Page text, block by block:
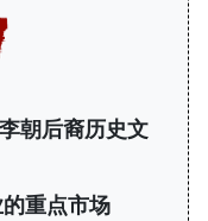
朝后裔历史文
重点市场